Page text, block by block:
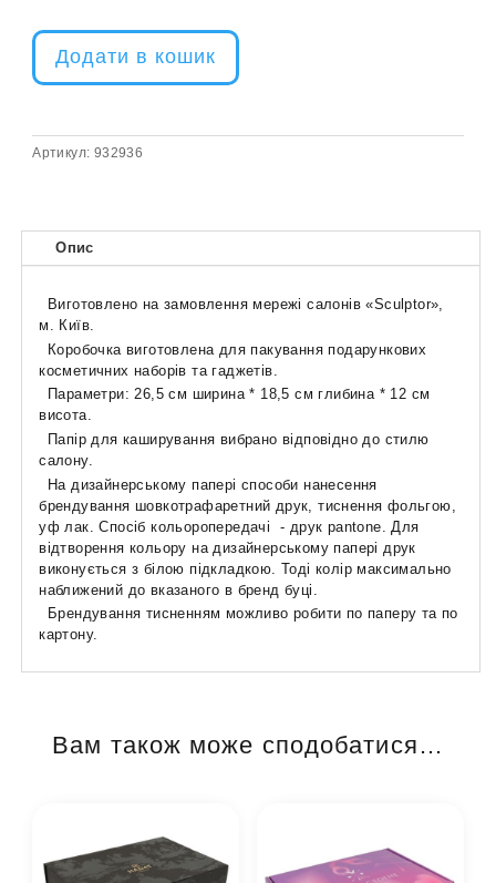
Додати в кошик
Артикул: 932936
Опис
Виготовлено на замовлення мережі салонів «Sculptor»,
м. Київ.
Коробочка виготовлена для пакування подарункових
косметичних наборів та гаджетів.
Параметри: 26,5 см ширина * 18,5 см глибина * 12 см
висота.
Папір для каширування вибрано відповідно до стилю
салону.
На дизайнерському папері способи нанесення
брендування шовкотрафаретний друк, тиснення фольгою,
уф лак. Спосіб кольоропередачі - друк pantone. Для
відтворення кольору на дизайнерському папері друк
виконується з білою підкладкою. Тоді колір максимально
наближений до вказаного в бренд буці.
Брендування тисненням можливо робити по паперу та по
картону.
Вам також може сподобатися…